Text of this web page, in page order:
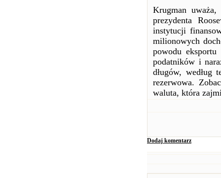
Krugman
prezydenta
instytucji
milionowych
powodu
podatników i
długów, według
rezerwowa.
waluta, która
Dodaj komentarz